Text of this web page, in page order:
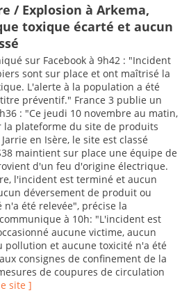
/ Explosion à Arkema,
toxique écarté et aucun
sur Facebook à 9h42 : "Incident
sont sur place et ont maîtrisé la
L'alerte à la population a été
préventif." France 3 publie un
: "Ce jeudi 10 novembre au matin,
la plateforme du site de produits
en Isère, le site est classé
maintient sur place une équipe de
d'un feu d'origine électrique.
l'incident est terminé et aucun
déversement de produit ou
été relevée", précise la
à 10h: "L'incident est
aucune victime, aucun
et aucune toxicité n'a été
consignes de confinement de la
de coupures de circulation
site ]